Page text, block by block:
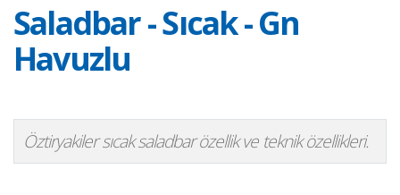
Saladbar - Sıcak - Gn
Havuzlu
Öztiryakiler sıcak saladbar özellik ve teknik özellikleri.